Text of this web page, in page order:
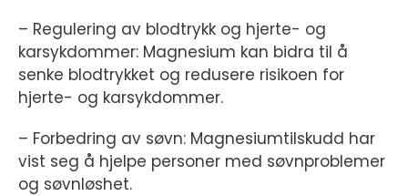
– Regulering av blodtrykk og hjerte- og
karsykdommer: Magnesium kan bidra til å
senke blodtrykket og redusere risikoen for
hjerte- og karsykdommer.
– Forbedring av søvn: Magnesiumtilskudd har
vist seg å hjelpe personer med søvnproblemer
og søvnløshet.